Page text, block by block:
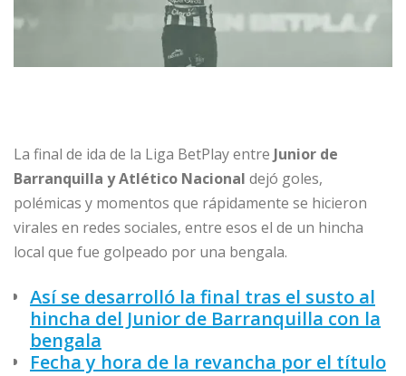
La final de ida de la Liga BetPlay entre Junior de
Barranquilla y Atlético Nacional dejó goles,
polémicas y momentos que rápidamente se hicieron
virales en redes sociales, entre esos el de un hincha
local que fue golpeado por una bengala.
Así se desarrolló la final tras el susto al
hincha del Junior de Barranquilla con la
bengala
Fecha y hora de la revancha por el título